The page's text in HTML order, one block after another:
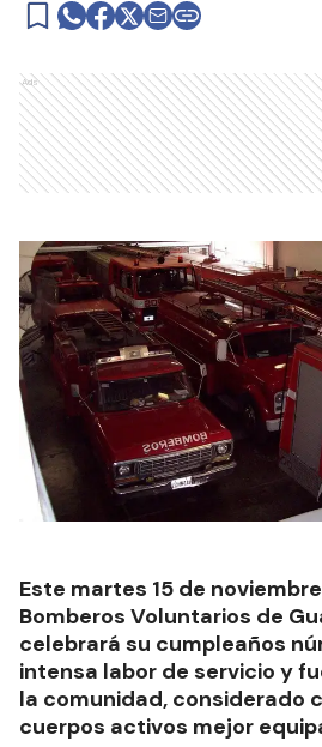
Ads
Este martes 15 de
Bomberos Voluntarios de
celebrará su cumpleaños
intensa labor de servicio y
la comunidad, considerado
cuerpos activos mejor